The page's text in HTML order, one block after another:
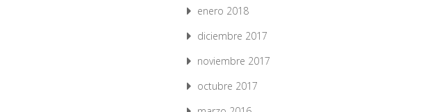
enero 2018
diciembre 2017
noviembre 2017
octubre 2017